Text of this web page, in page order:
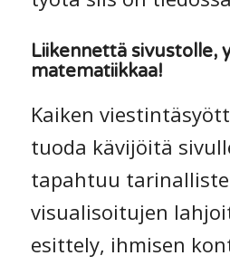
Liikennettä sivustolle,
matematiikkaa!
Kaiken
tuoda kävijöitä
tapahtuu
visualisoitujen
esittely, ihmisen